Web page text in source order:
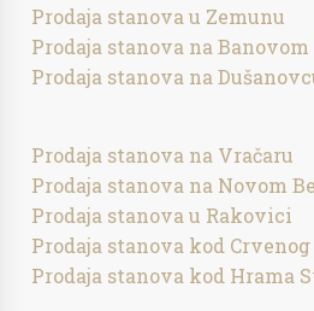
Prodaja stanova u Zemunu
Prodaja stanova na Banovom
Prodaja stanova na
Prodaja stanova na Vračaru
Prodaja stanova na Novom
Prodaja stanova u Rakovici
Prodaja stanova kod
Prodaja stanova kod Hrama